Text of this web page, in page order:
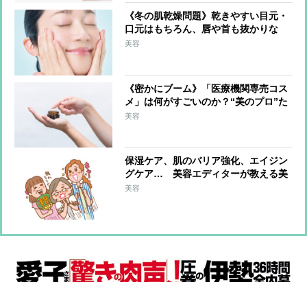
《冬の肌乾燥問題》乾きやすい目元・
口元はもちろん、唇や首も抜かりな
く！ブースターを活用、ドラッグスト
美容
《密かにブーム》「医療機関専売コス
メ」は何がすごいのか？“美のプロ”た
ちが選んだ逸品とその理由
美容
保湿ケア、肌のバリア強化、エイジン
グケア… 美容エディターが教える美
肌にマストな「美容成分」は？
美容